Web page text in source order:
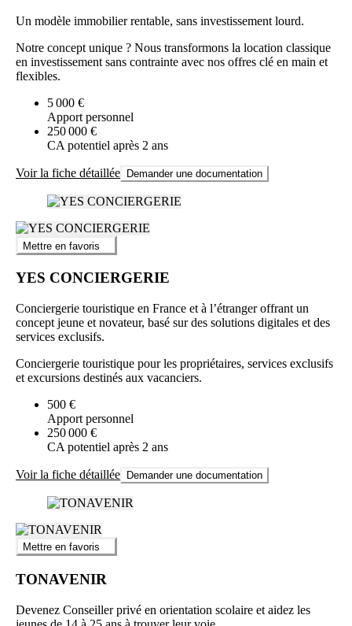
Un modèle immobilier rentable, sans investissement lourd.
Notre concept unique ? Nous transformons la location classique
en investissement sans contrainte avec nos offres clé en main et
flexibles.
5 000 €
Apport personnel
250 000 €
CA potentiel après 2 ans
Voir la fiche détaillée Demander une documentation
Mettre en favoris
YES CONCIERGERIE
Conciergerie touristique en France et à l’étranger offrant un
concept jeune et novateur, basé sur des solutions digitales et des
services exclusifs.
Conciergerie touristique pour les propriétaires, services exclusifs
et excursions destinés aux vacanciers.
500 €
Apport personnel
250 000 €
CA potentiel après 2 ans
Voir la fiche détaillée Demander une documentation
Mettre en favoris
TONAVENIR
Devenez Conseiller privé en orientation scolaire et aidez les